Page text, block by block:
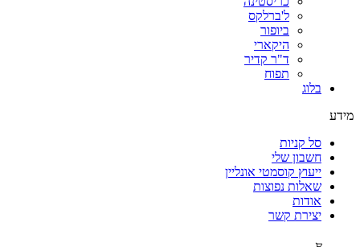
ל'ברלקס
ביופור
היקארי
ד"ר קדיר
תפוח
בלוג
מידע
סל קניות
חשבון שלי
ייעוץ קוסמטי אונליין
שאלות נפוצות
אודות
יצירת קשר